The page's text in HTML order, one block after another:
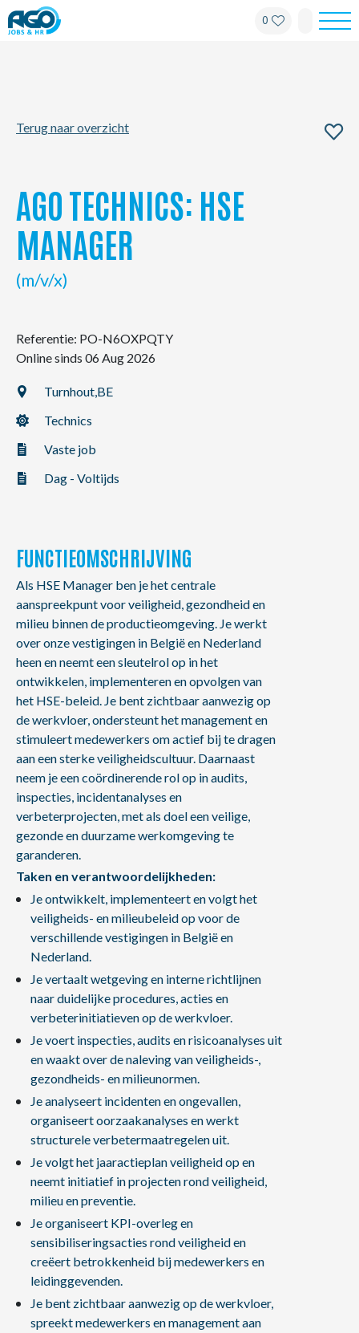
0
Kantoren
My AGO
NL FR EN
Terug naar overzicht
AGO TECHNICS: HSE
MANAGER
(m/v/x)
Referentie: PO-N6OXPQTY
Online sinds 06 Aug 2026
Turnhout,BE
Technics
Vaste job
Dag - Voltijds
FUNCTIEOMSCHRIJVING
Als HSE Manager ben je het centrale
aanspreekpunt voor veiligheid, gezondheid en
milieu binnen de productieomgeving. Je werkt
over onze vestigingen in België en Nederland
heen en neemt een sleutelrol op in het
ontwikkelen, implementeren en opvolgen van
het HSE-beleid. Je bent zichtbaar aanwezig op
de werkvloer, ondersteunt het management en
stimuleert medewerkers om actief bij te dragen
aan een sterke veiligheidscultuur. Daarnaast
neem je een coördinerende rol op in audits,
inspecties, incidentanalyses en
verbeterprojecten, met als doel een veilige,
gezonde en duurzame werkomgeving te
garanderen.
Taken en verantwoordelijkheden:
Je ontwikkelt, implementeert en volgt het
veiligheids- en milieubeleid op voor de
verschillende vestigingen in België en
Nederland.
Je vertaalt wetgeving en interne richtlijnen
naar duidelijke procedures, acties en
verbeterinitiatieven op de werkvloer.
Je voert inspecties, audits en risicoanalyses uit
en waakt over de naleving van veiligheids-,
gezondheids- en milieunormen.
Je analyseert incidenten en ongevallen,
organiseert oorzaakanalyses en werkt
structurele verbetermaatregelen uit.
Je volgt het jaaractieplan veiligheid op en
neemt initiatief in projecten rond veiligheid,
milieu en preventie.
Je organiseert KPI-overleg en
sensibiliseringsacties rond veiligheid en
creëert betrokkenheid bij medewerkers en
leidinggevenden.
Je bent zichtbaar aanwezig op de werkvloer,
spreekt medewerkers en management aan